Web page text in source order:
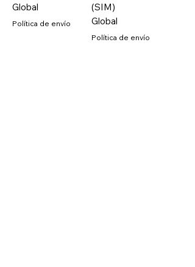
Global
Política de envío
(SIM)
Global
Política de envío